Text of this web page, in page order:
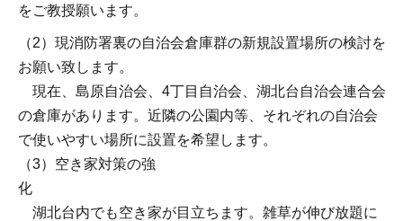
をご教授願います。
（2）現消防署裏の自治会倉庫群の新規設置場所の検討を
お願い致します。
現在、島原自治会、4丁目自治会、湖北台自治会連合会
の倉庫があります。近隣の公園内等、それぞれの自治会
で使いやすい場所に設置を希望します。
（3）空き家対策の強
化
湖北台内でも空き家が目立ちます。雑草が伸び放題に